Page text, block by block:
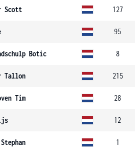
Scott 127
95
Botic 8
Tallon 215
Tim 28
12
1